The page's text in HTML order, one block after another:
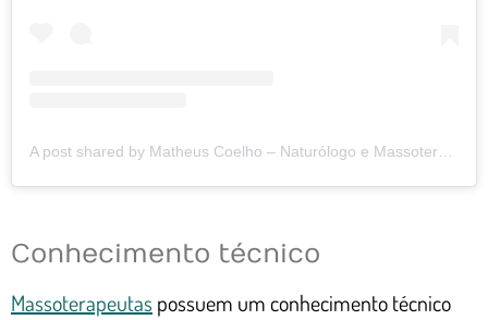
A post shared by Matheus Coelho – Naturólogo e Massoterapeuta (@matheuscoelhonaturologia)
Conhecimento técnico
Massoterapeutas possuem um conhecimento técnico